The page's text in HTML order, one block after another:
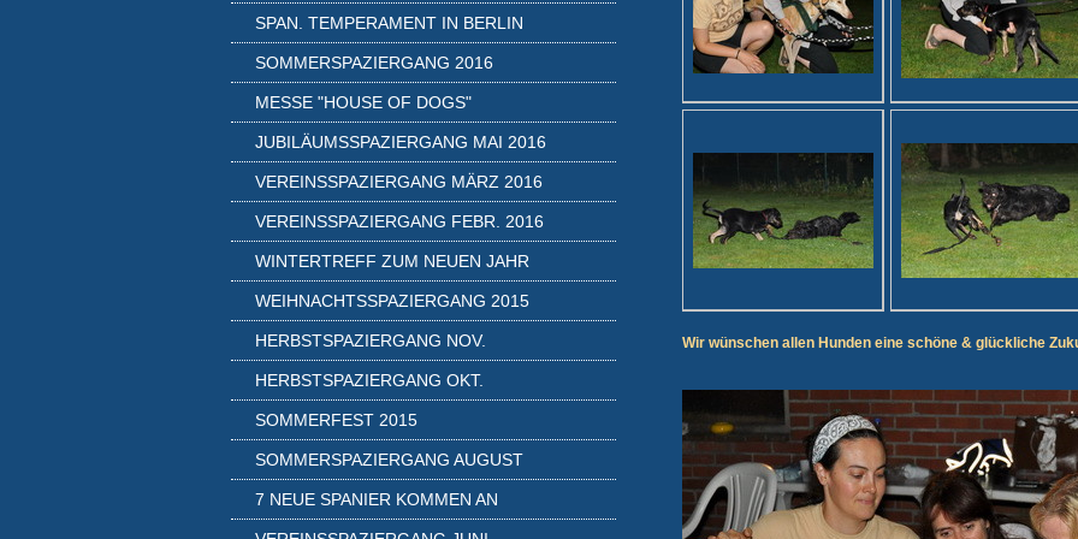
Wir wünschen allen Hunden eine schöne & glückliche
SPAN. TEMPERAMENT IN BERLIN
SOMMERSPAZIERGANG 2016
MESSE "HOUSE OF DOGS"
JUBILÄUMSSPAZIERGANG MAI 2016
VEREINSSPAZIERGANG MÄRZ 2016
VEREINSSPAZIERGANG FEBR. 2016
WINTERTREFF ZUM NEUEN JAHR
WEIHNACHTSSPAZIERGANG 2015
HERBSTSPAZIERGANG NOV.
HERBSTSPAZIERGANG OKT.
SOMMERFEST 2015
SOMMERSPAZIERGANG AUGUST
7 NEUE SPANIER KOMMEN AN